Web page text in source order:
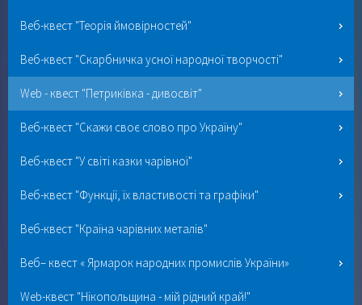
Веб-квест "Теорія ймовірностей"
Веб-квест "Скарбничка усної народної творчості"
Web - квест "Петриківка - дивосвіт"
Веб-квест "Скажи своє слово про Україну"
Веб-квест "У світі казки чарівної"
Веб-квест "Функції, їх властивості та графіки"
Веб-квест "Країна чарівних металів"
Веб– квест « Ярмарок народних промислів України»
Web-квест "Нікопольщина - мій рідний край!"